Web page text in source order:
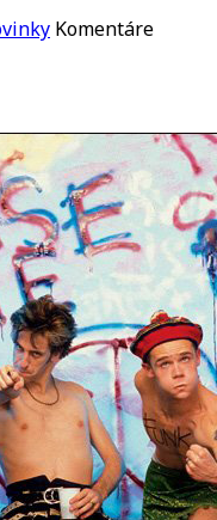
Komentáre